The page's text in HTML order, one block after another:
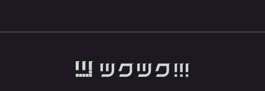
【セブンパーク天美】5月催事日程と予約販売